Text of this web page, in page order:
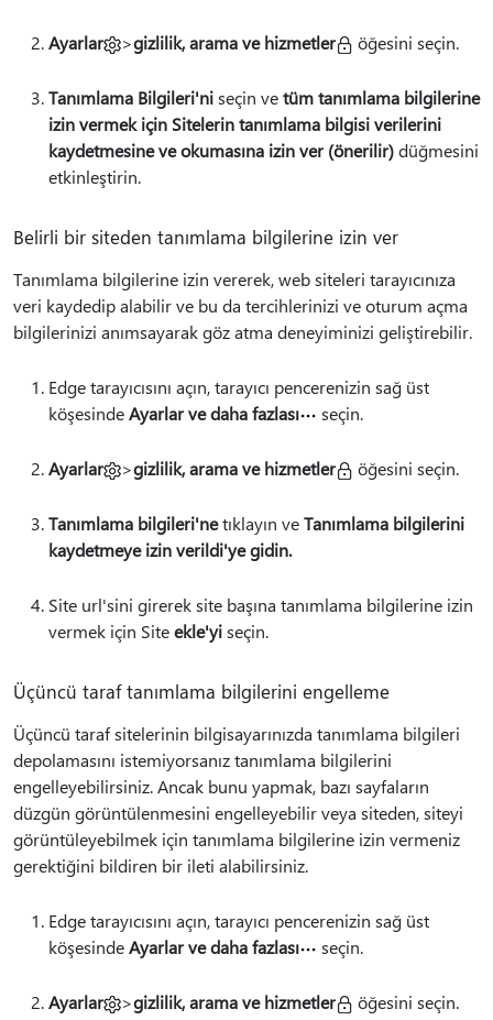
Ayarlar >gizlilik, arama ve hizmetler öğesini seçin.
Tanımlama Bilgileri'niseçin vetüm tanımlama bilgilerine
izin vermek için Sitelerin tanımlama bilgisi verilerini
kaydetmesine ve okumasına izin ver (önerilir)düğmesini
etkinleştirin.
Belirli bir siteden tanımlama bilgilerine izin ver
Tanımlama bilgilerine izin vererek, web siteleri tarayıcınıza
veri kaydedip alabilir ve bu da tercihlerinizi ve oturum açma
bilgilerinizi anımsayarak göz atma deneyiminizi geliştirebilir.
Edge tarayıcısını açın, tarayıcı pencerenizin sağ üst
köşesindeAyarlar ve daha fazlası seçin.
Ayarlar >gizlilik, arama ve hizmetler öğesini seçin.
Tanımlama bilgileri'netıklayın veTanımlama bilgilerini
kaydetmeye izin verildi'ye gidin.
Site url'sini girerek site başına tanımlama bilgilerine izin
vermek için Siteekle'yiseçin.
Üçüncü taraf tanımlama bilgilerini engelleme
Üçüncü taraf sitelerinin bilgisayarınızda tanımlama bilgileri
depolamasını istemiyorsanız tanımlama bilgilerini
engelleyebilirsiniz. Ancak bunu yapmak, bazı sayfaların
düzgün görüntülenmesini engelleyebilir veya siteden, siteyi
görüntüleyebilmek için tanımlama bilgilerine izin vermeniz
gerektiğini bildiren bir ileti alabilirsiniz.
Edge tarayıcısını açın, tarayıcı pencerenizin sağ üst
köşesindeAyarlar ve daha fazlası seçin.
Ayarlar >gizlilik, arama ve hizmetler öğesini seçin.